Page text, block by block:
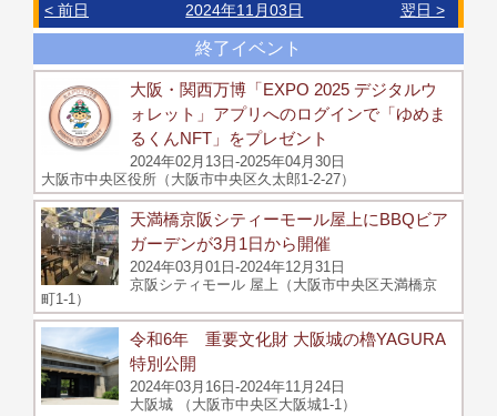
< 前日 2024年11月03日 翌日 >
終了イベント
大阪・関西万博「EXPO 2025 デジタルウ
ォレット」アプリへのログインで「ゆめま
るくんNFT」をプレゼント
2024年02月13日-2025年04月30日
大阪市中央区役所（大阪市中央区久太郎1-2-27）
天満橋京阪シティーモール屋上にBBQビア
ガーデンが3月1日から開催
2024年03月01日-2024年12月31日
京阪シティモール 屋上（大阪市中央区天満橋京
町1-1）
令和6年 重要文化財 大阪城の櫓YAGURA
特別公開
2024年03月16日-2024年11月24日
大阪城 （大阪市中央区大阪城1-1）